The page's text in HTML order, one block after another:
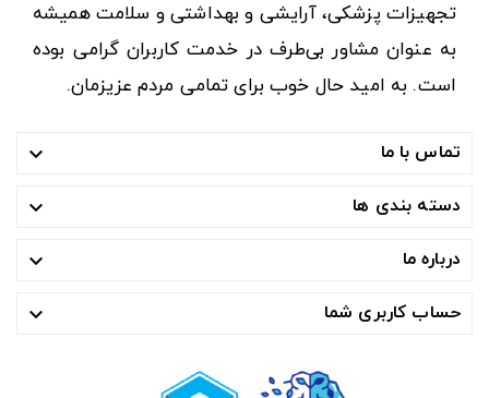
تجهیزات پزشکی، آرایشی و بهداشتی و سلامت همیشه
به عنوان مشاور بی‌طرف در خدمت کاربران گرامی بوده
است. به امید حال خوب برای تمامی مردم عزیزمان.
تماس با ما 
دسته بندی ها 
درباره ما 
حساب کاربری شما 